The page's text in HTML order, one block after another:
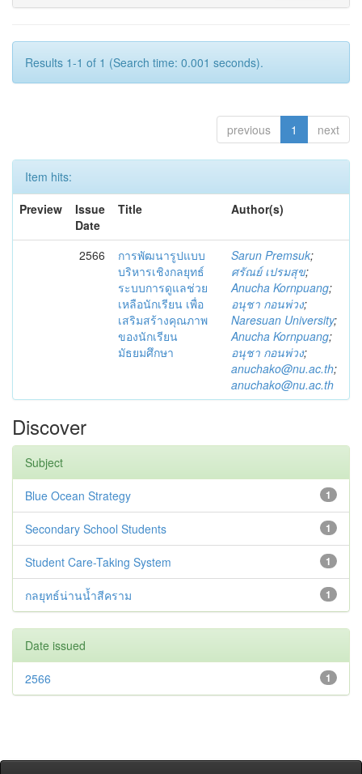
Results 1-1 of 1 (Search time: 0.001 seconds).
previous 1 next
Item hits:
Preview
Issue
Date
Title Author(s)
2566
การพัฒนารูปแบบ
บริหารเชิงกลยุทธ์
ระบบการดูแลช่วย
เหลือนักเรียน เพื่อ
เสริมสร้างคุณภาพ
ของนักเรียน
มัธยมศึกษา
Sarun Premsuk;
ศรัณย์ เปรมสุข;
Anucha Kornpuang;
อนุชา กอนพ่วง;
Naresuan University;
Anucha Kornpuang;
อนุชา กอนพ่วง;
anuchako@nu.ac.th;
anuchako@nu.ac.th
Discover
Subject
1
Blue Ocean Strategy
1
Secondary School Students
1
Student Care-Taking System
1
กลยุทธ์น่านน้ำสีคราม
Date issued
1
2566